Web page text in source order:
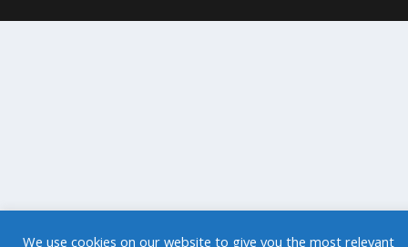
We use cookies on our website to give you the most relevant